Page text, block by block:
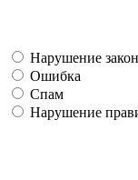
Нарушение
Ошибка
Спам
Нарушение